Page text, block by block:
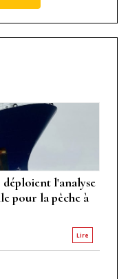
l'analyse
pour la pêche à
Lire